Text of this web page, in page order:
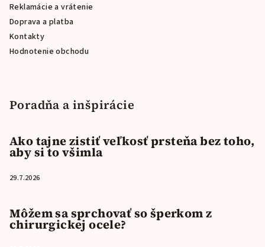
Reklamácie a vrátenie
Doprava a platba
Kontakty
Hodnotenie obchodu
Poradňa a inšpirácie
Ako tajne zistiť veľkosť prsteňa bez toho,
aby si to všimla
29.7.2026
Môžem sa sprchovať so šperkom z
chirurgickej ocele?